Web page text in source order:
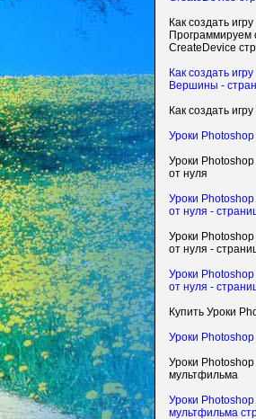
Как создать
Программируем
CreateDevice
Как создать
Вершины -
Как создать
Уроки
Уроки
от нуля
Уроки
от нуля -
Уроки
от нуля -
Уроки
от нуля -
Купить Уроки
Уроки Photoshop
Уроки
мультфильма
Уроки
мультфильма